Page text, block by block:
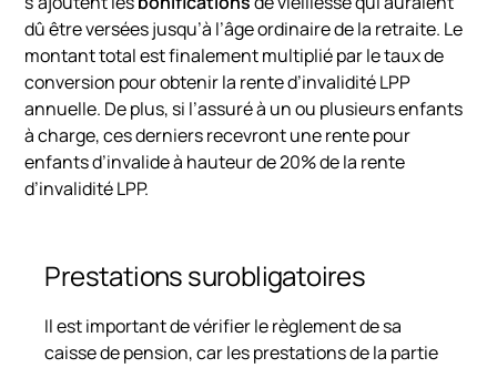
dû être versées jusqu’à l’âge ordinaire de la retraite. Le
montant total est finalement multiplié par le taux de
conversion pour obtenir la rente d’invalidité LPP
annuelle. De plus, si l’assuré à un ou plusieurs enfants
à charge, ces derniers recevront une rente pour
enfants d’invalide à hauteur de 20% de la rente
d’invalidité LPP.
Prestations surobligatoires
Ilestimportantdevérifierlerèglementdesa
caissedepension,carlesprestationsdela partie